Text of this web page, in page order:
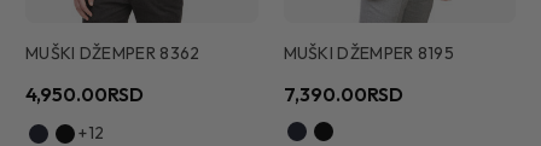
MUŠKI DŽEMPER 8362
4,950.00RSD
+12
MUŠKI DŽEMPER 8195
7,390.00RSD